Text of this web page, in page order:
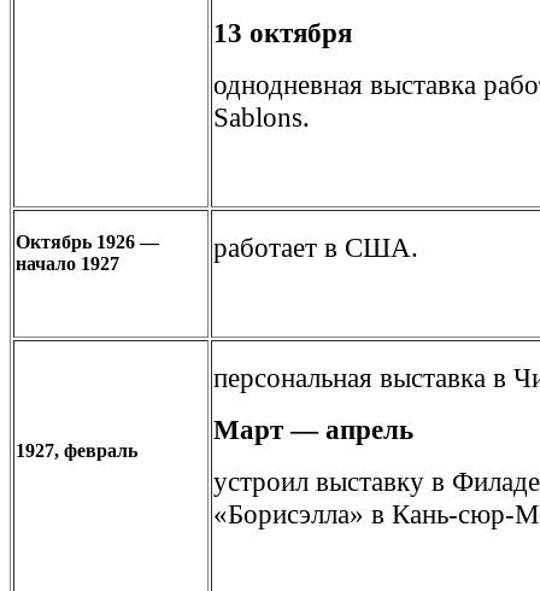
13 октября
однодневная выставка
Sablons.
Октябрь 1926 —
начало 1927
работает в США.
1927, февраль
персональная выставка в
Март — апрель
устроил выставку в
«Борисэлла» в Кань-сюр-